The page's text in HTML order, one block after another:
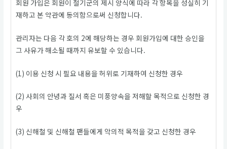
회원 가입은 회원이 철기군의 제시 양식에 따라 각 항목을 성실히 기
재하고 본 약관에 동의함으로써 신청합니다.
관리자는 다음 각 호의 2에 해당하는 경우 회원가입에 대한 승인을
그 사유가 해소될 때까지 유보할 수 있습니다.
(1) 이용 신청 시 필요 내용을 허위로 기재하여 신청한 경우
(2) 사회의 안녕과 질서 혹은 미풍양속을 저해할 목적으로 신청한 경
우
(3) 신해철 및 신해철 팬들에게 악의적 목적을 갖고 신청한 경우